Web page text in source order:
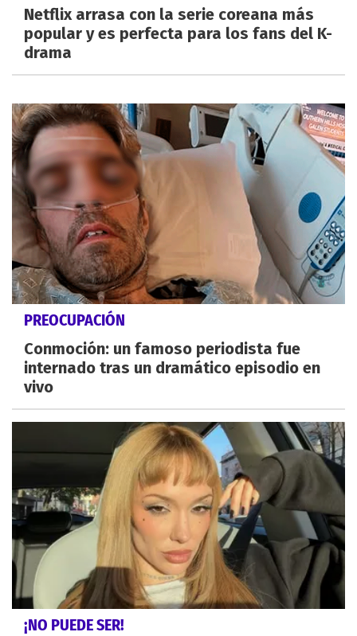
Netflix arrasa con la serie coreana más
popular y es perfecta para los fans del K-
drama
PREOCUPACIÓN
Conmoción: un famoso periodista fue
internado tras un dramático episodio en
vivo
¡NO PUEDE SER!